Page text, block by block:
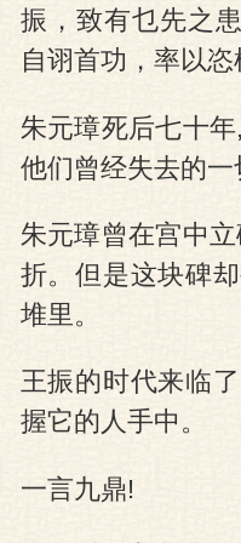
振，致有乜先之
自诩首功，率以恣
朱元璋死后七十
他们曾经失去的一
朱元璋曾在宫中
折。但是这块碑
堆里。
王振的时代来临
握它的人手中。
一言九鼎!